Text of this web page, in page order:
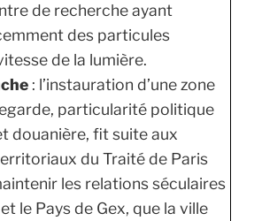
de recherche ayant
des particules
de la lumière.
: l’instauration d’une zone
particularité politique
douanière, fit suite aux
du Traité de Paris
les relations séculaires
le Pays de Gex, que la ville